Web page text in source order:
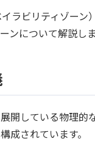
ラビリティゾー
ンについて解説し
開している物理
成されています。